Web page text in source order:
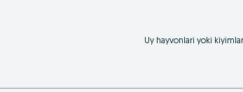
Uy hayvonlari yoki